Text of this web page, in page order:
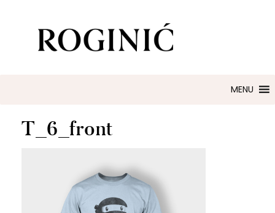
ZLATARNA ROGINIĆ
Zaručničko i vjenčano prstenje
MENU
T_6_front